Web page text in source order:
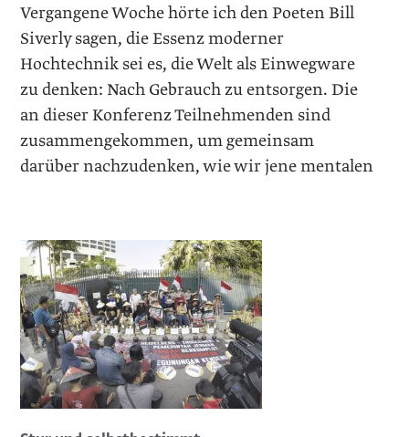
Vergangene Woche hörte ich den Poeten Bill
Siverly sagen, die Essenz moderner
Hochtechnik sei es, die Welt als Einwegware
zu denken: Nach Gebrauch zu entsorgen. Die
an dieser Konferenz Teilnehmenden sind
zusammengekommen, um gemeinsam
darüber nachzudenken, wie wir jene mentalen